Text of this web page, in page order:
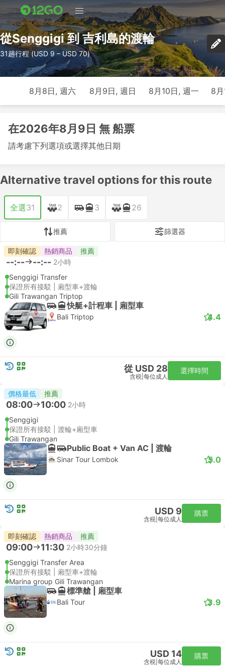
從Senggigi 到 吉利島的渡輪
31趟行程 (USD 9 – USD 70)
8月8日, 週六 8月9日, 週日 8月10日, 週一 8
在2026年8月9日 無 船票
請考慮下列選項或選擇其他日期
Alternative travel options for this route
全選31 2 3 26
推薦 篩選器
即刻確認 熱銷商品 推薦
--:-- --:-- 2小時
Senggigi Transfer
保證所有接駁 | 廂型車+渡輪
Gili Trawangan Triptop
快艇+計程車 | 廂型車
Bali Triptop 4.4
從 USD 28
含税 每位成人
選擇時間
價格最低 推薦
08:00 10:00 2小時
Senggigi
保證所有接駁 | 渡輪+廂型車
Gili Trawangan
Public Boat + Van AC | 渡輪
Sinar Tour Lombok 5.0
USD 9
含税 每位成人
購票
即刻確認 熱銷商品 推薦
09:00 11:30 2小時30分鐘
Senggigi Transfer Area
保證所有接駁 | 廂型車+渡輪
Marina group Gili Trawangan
標準艙 | 廂型車
Bali Tour 3.9
USD 14
含税 每位成人
購票